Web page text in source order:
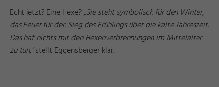
Echt jetzt? Eine Hexe?„Sie steht symbolisch für den Winter,
das Feuer für den Sieg des Frühlings über die kalte Jahreszeit.
Das hat nichts mit den Hexenverbrennungen im Mittelalter
zu tun,"stellt Eggensberger klar.